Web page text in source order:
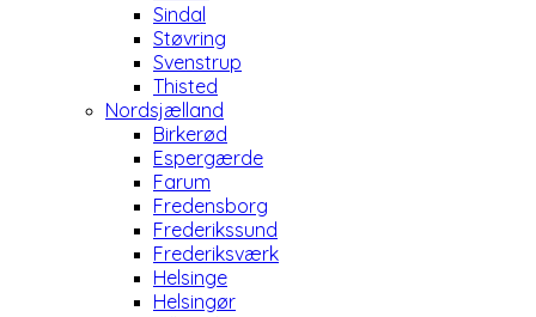
Sindal
Støvring
Svenstrup
Thisted
Nordsjælland
Birkerød
Espergærde
Farum
Fredensborg
Frederikssund
Frederiksværk
Helsinge
Helsingør